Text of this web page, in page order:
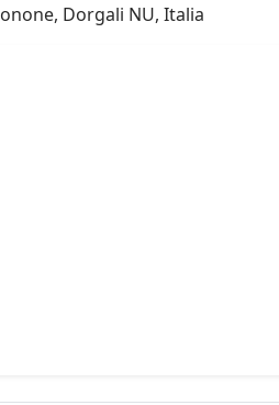
Dorgali NU, Italia